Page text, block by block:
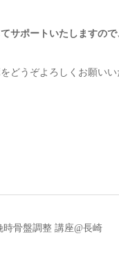
サポートいたしますの
どうぞよろしくお願いい
骨盤調整 講座@長崎